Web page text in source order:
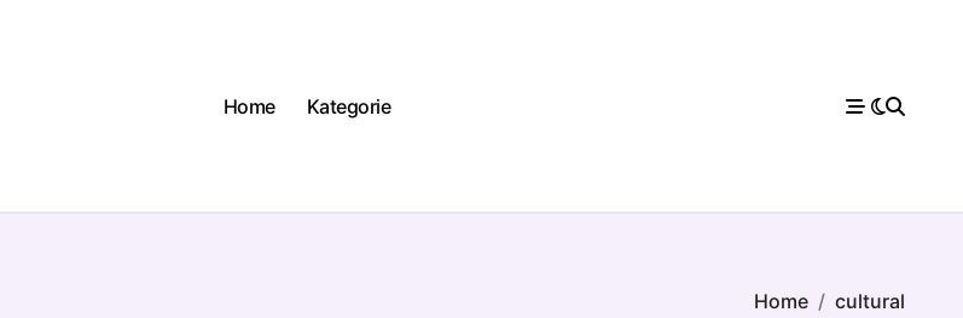
Home Kategorie
Home cultural